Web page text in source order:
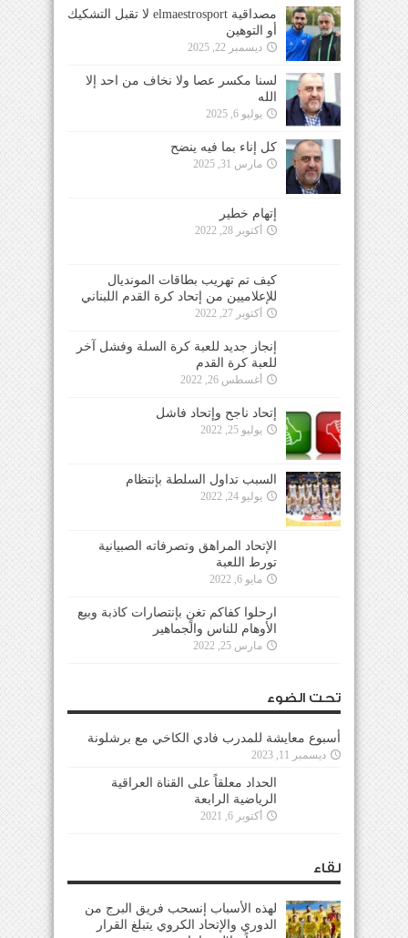
مصداقية elmaestrosport لا تقبل التشكيك
أو التوهين
ديسمبر 22, 2025
لسنا مكسر عصا ولا نخاف من احد إلا
الله
يوليو 6, 2025
كل إناء بما فيه ينضح
مارس 31, 2025
إتهام خطير
أكتوبر 28, 2022
كيف تم تهريب بطاقات المونديال
للإعلاميين من إتحاد كرة القدم اللبناني
أكتوبر 27, 2022
إنجاز جديد للعبة كرة السلة وفشل آخر
للعبة كرة القدم
أغسطس 26, 2022
إتحاد ناجح وإتحاد فاشل
يوليو 25, 2022
السبب تداول السلطة بإنتظام
يوليو 24, 2022
الإتحاد المراهق وتصرفاته الصبيانية
تورط اللعبة
مايو 6, 2022
ارحلوا كفاكم تغنٍ بإنتصارات كاذبة وبيع
الأوهام للناس والجماهير
مارس 25, 2022
تحت الضوء
أسبوع معايشة للمدرب فادي الكاخي مع برشلونة
ديسمبر 11, 2023
الحداد معلقاً على القناة العراقية
الرياضية الرابعة
أكتوبر 6, 2021
لقاء
لهذه الأسباب إنسحب فريق البرج من
الدوري والإتحاد الكروي يتبلغ القرار